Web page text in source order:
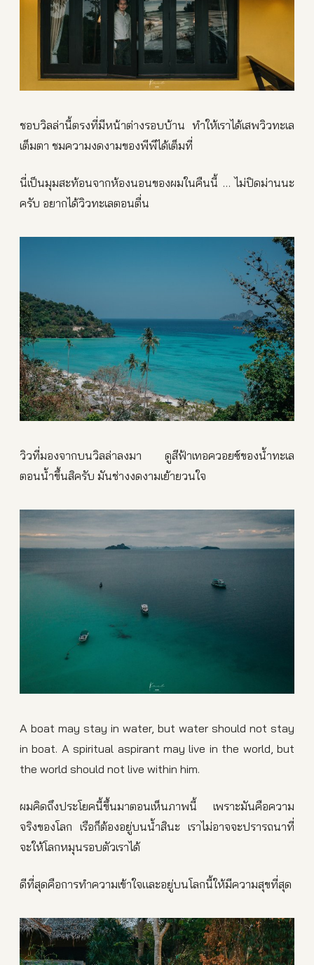
ชอบวิลล่านี้ตรงที่มีหน้าต่างรอบบ้าน ทำให้เราได้เสพวิวทะเล
เต็มตา ชมความงดงามของพีพีได้เต็มที่
นี่เป็นมุมสะท้อนจากห้องนอนของผมในคืนนี้ … ไม่ปิดม่านนะ
ครับ อยากได้วิวทะเลตอนตื่น
วิวที่มองจากบนวิลล่าลงมา ดูสีฟ้าเทอควอยซ์ของน้ำทะเล
ตอนน้ำขึ้นสิครับ มันช่างงดงามเย้ายวนใจ
A boat may stay in water, but water should not stay
in boat. A spiritual aspirant may live in the world, but
the world should not live within him.
ผมคิดถึงประโยคนี้ขึ้นมาตอนเห็นภาพนี้ เพราะมันคือความ
จริงของโลก เรือก็ต้องอยู่บนน้ำสินะ เราไม่อาจจะปรารถนาที่
จะให้โลกหมุนรอบตัวเราได้
ดีที่สุดคือการทำความเข้าใจและอยู่บนโลกนี้ให้มีความสุขที่สุด